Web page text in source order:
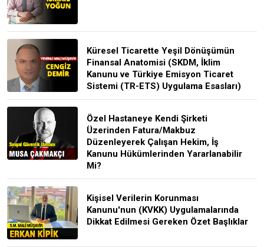
Küresel Ticarette Yeşil Dönüşümün
Finansal Anatomisi (SKDM, İklim
Kanunu ve Türkiye Emisyon Ticaret
Sistemi (TR-ETS) Uygulama Esasları)
Özel Hastaneye Kendi Şirketi
Üzerinden Fatura/Makbuz
Düzenleyerek Çalışan Hekim, İş
Kanunu Hükümlerinden Yararlanabilir
Mi?
Kişisel Verilerin Korunması
Kanunu'nun (KVKK) Uygulamalarında
Dikkat Edilmesi Gereken Özet Başlıklar